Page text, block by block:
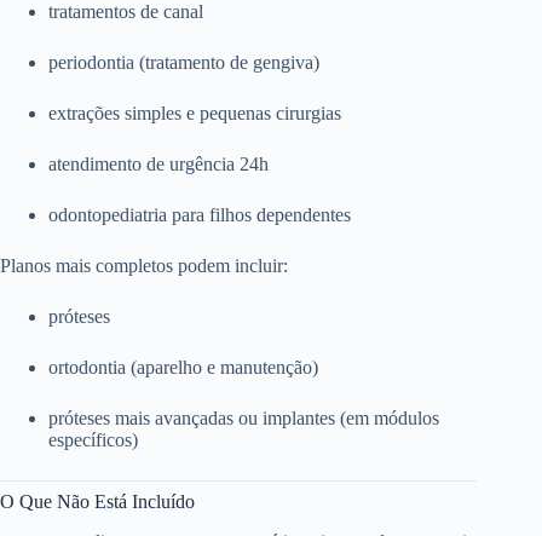
tratamentos de canal
periodontia (tratamento de gengiva)
extrações simples e pequenas cirurgias
atendimento de urgência 24h
odontopediatria para filhos dependentes
Planos mais completos podem incluir:
próteses
ortodontia (aparelho e manutenção)
próteses mais avançadas ou implantes (em módulos
específicos)
O Que Não Está Incluído